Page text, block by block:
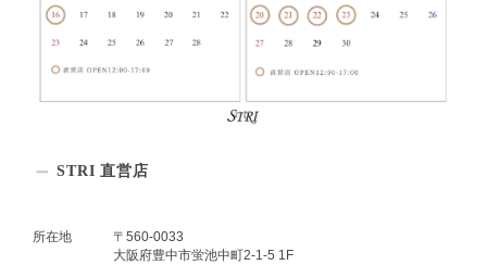
STRI 直営店
所在地
〒560-0033
大阪府豊中市蛍池中町2-1-5 1F